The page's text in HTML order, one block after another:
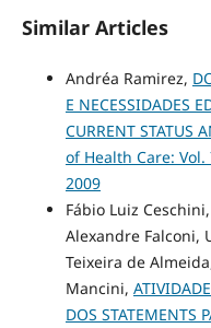
Similar Articles
Andréa Ramirez,
E NECESSIDADES
CURRENT STATUS
of Health Care:
2009
Fábio Luiz
Alexandre Falconi,
Teixeira de
Mancini,
DOS STATEMENTS